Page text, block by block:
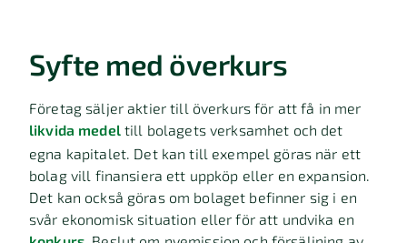
Syfte med överkurs
Företag säljer aktier till överkurs för att få in mer
likvida medeltill bolagets verksamhet och det
egna kapitalet. Det kan till exempel göras när ett
bolag vill finansiera ett uppköp eller en expansion.
Det kan också göras om bolaget befinner sig i en
svår ekonomisk situation eller för att undvika en